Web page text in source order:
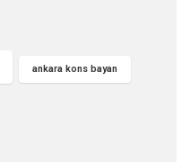
ankara kons bayan